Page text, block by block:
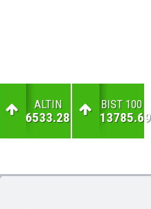
ALTIN
6533.28
BIST 100
13785.69